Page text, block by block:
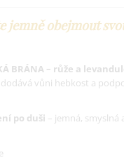
jemně obejmout
BRÁNA – růže a
dodává vůni hebkost a
po duši – jemná,